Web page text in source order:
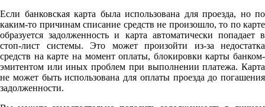
Если банковская карта была использована для проезда, но по
каким-то причинам списание средств не произошло, то по карте
образуется задолженность и карта автоматически попадает в
стоп-лист системы. Это может произойти из-за недостатка
средств на карте на момент оплаты, блокировки карты банком-
эмитентом или иных проблем при выполнении платежа. Карта
не может быть использована для оплаты проезда до погашения
задолженности.